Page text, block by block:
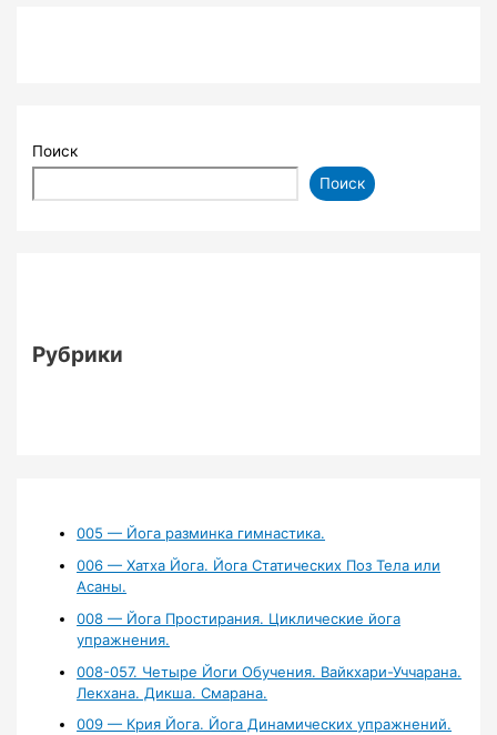
Поиск
Поиск
Рубрики
005 — Йога разминка гимнастика.
006 — Хатха Йога. Йога Статических Поз Тела или
Асаны.
008 — Йога Простирания. Циклические йога
упражнения.
008-057. Четыре Йоги Обучения. Вайкхари-Уччарана.
Лекхана. Дикша. Смарана.
009 — Крия Йога. Йога Динамических упражнений.